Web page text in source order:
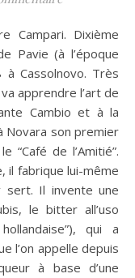
Pavie (à l’époque
Cassolnovo. Très
apprendre l’art de
Cambio et à la
Novara son premier
“Café de l’Amitié”.
il fabrique lui-même
sert. Il invente une
le bitter all’uso
qui a
l’on appelle depuis
à base d’une